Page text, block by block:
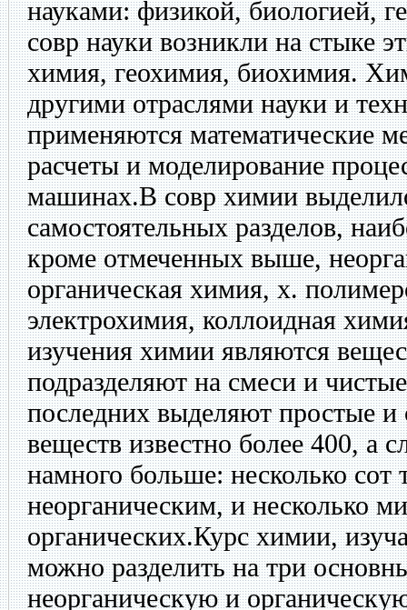
науками: физикой, биологией,
совр науки возникли на стыке
химия, геохимия, биохимия.
другими отраслями науки и
применяются математические
расчеты и моделирование
машинах.В совр химии
самостоятельных разделов,
кроме отмеченных выше,
органическая химия, х.
электрохимия, коллоидная
изучения химии являются
подразделяют на смеси и
последних выделяют простые
веществ известно более 400, а
намного больше: несколько сот
неорганическим, и несколько
органических.Курс химии,
можно разделить на три
неорганическую и